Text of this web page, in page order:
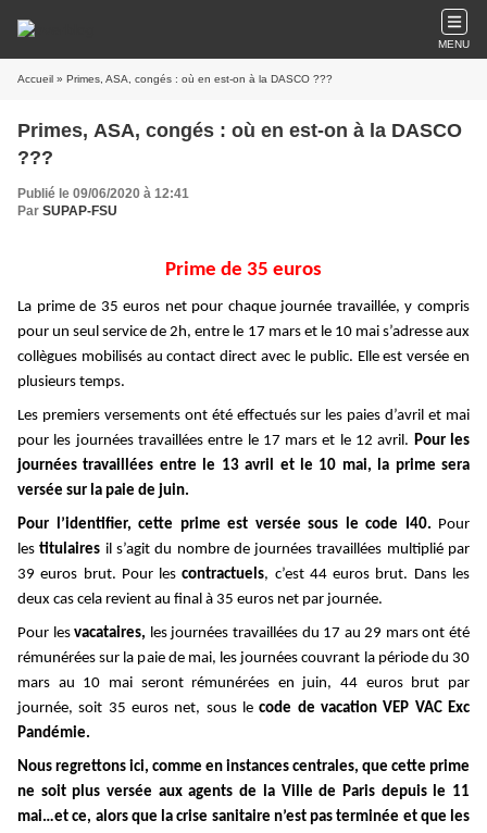
MENU
Accueil » Primes, ASA, congés : où en est-on à la DASCO ???
Primes, ASA, congés : où en est-on à la DASCO
???
Publié le 09/06/2020 à 12:41
Par SUPAP-FSU
Prime de 35 euros
La prime de 35 euros net pour chaque journée travaillée, y compris
pour un seul service de 2h, entre le 17 mars et le 10 mai s’adresse aux
collègues mobilisés au contact direct avec le public. Elle est versée en
plusieurs temps.
Les premiers versements ont été effectués sur les paies d’avril et mai
pour les journées travaillées entre le 17 mars et le 12 avril. Pour les
journées travaillées entre le 13 avril et le 10 mai, la prime sera
versée sur la paie de juin.
Pour l’identifier, cette prime est versée sous le code I40. Pour
lestitulaires il s’agit du nombre de journées travaillées multiplié par
39 euros brut. Pour lescontractuels, c’est 44 euros brut. Dans les
deux cas cela revient au final à 35 euros net par journée.
Pour lesvacataires, les journées travaillées du 17 au 29 mars ont été
rémunérées sur la paie de mai, les journées couvrant la période du 30
mars au 10 mai seront rémunérées en juin, 44 euros brut par
journée, soit 35 euros net, sous le code de vacation VEP VAC Exc
Pandémie.
Nous regrettons ici, comme en instances centrales, que cette prime
ne soit plus versée aux agents de la Ville de Paris depuis le 11
mai…et ce, alors que la crise sanitaire n’est pas terminée et que les